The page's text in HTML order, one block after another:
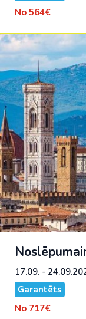
No 564€
17.09. -
Garantēts
No 717€